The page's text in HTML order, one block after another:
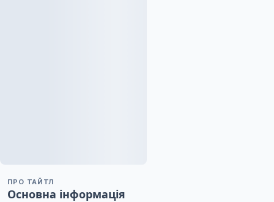
ПРО ТАЙТЛ
Основна інформація